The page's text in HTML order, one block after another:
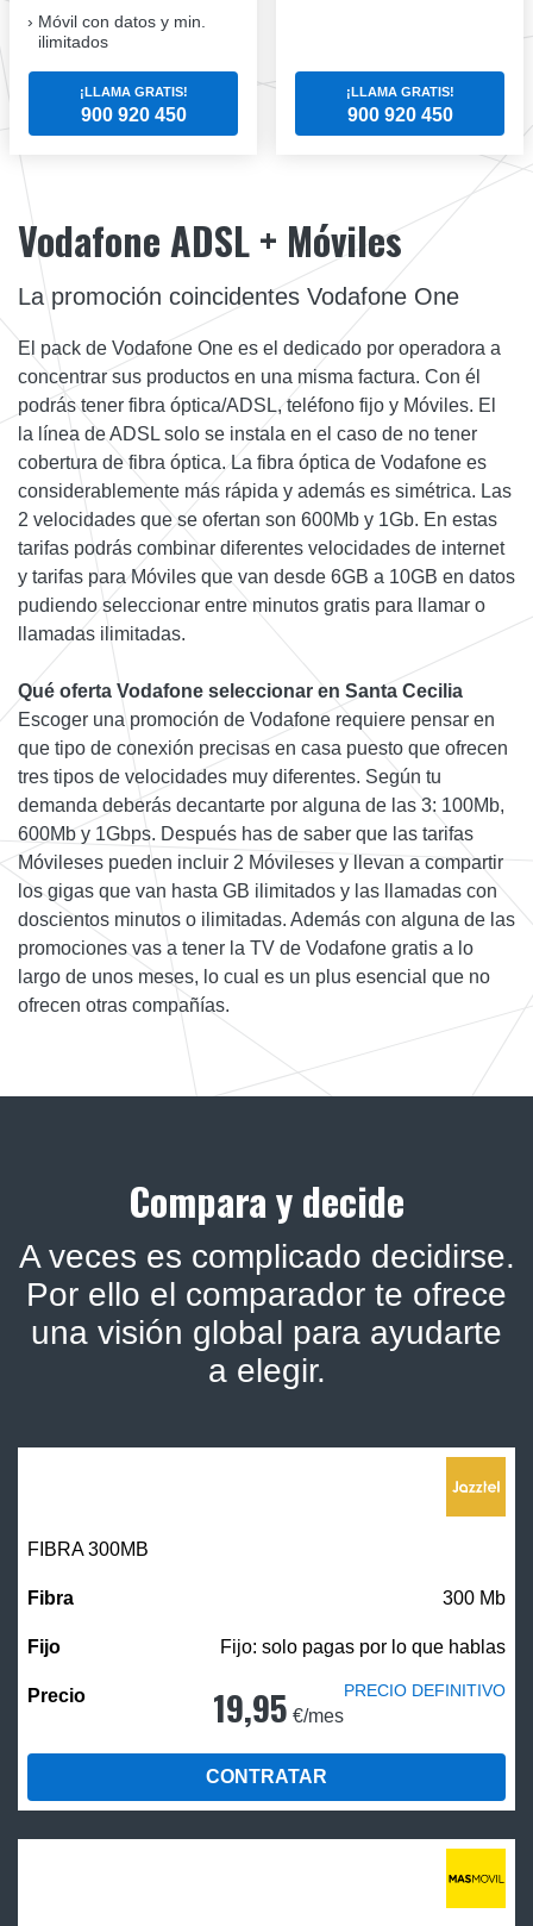
Móvil con datos y min.
ilimitados
¡LLAMA GRATIS!
900 920 450
¡LLAMA GRATIS!
900 920 450
Vodafone ADSL + Móviles
La promoción coincidentes Vodafone One
El pack de Vodafone One es el dedicado por operadora a
concentrar sus productos en una misma factura. Con él
podrás tener fibra óptica/ADSL, teléfono fijo y Móviles. El
la línea de ADSL solo se instala en el caso de no tener
cobertura de fibra óptica. La fibra óptica de Vodafone es
considerablemente más rápida y además es simétrica. Las
2 velocidades que se ofertan son 600Mb y 1Gb. En estas
tarifas podrás combinar diferentes velocidades de internet
y tarifas para Móviles que van desde 6GB a 10GB en datos
pudiendo seleccionar entre minutos gratis para llamar o
llamadas ilimitadas.
Qué oferta Vodafone seleccionar en Santa Cecilia
Escoger una promoción de Vodafone requiere pensar en
que tipo de conexión precisas en casa puesto que ofrecen
tres tipos de velocidades muy diferentes. Según tu
demanda deberás decantarte por alguna de las 3: 100Mb,
600Mb y 1Gbps. Después has de saber que las tarifas
Móvileses pueden incluir 2 Móvileses y llevan a compartir
los gigas que van hasta GB ilimitados y las llamadas con
doscientos minutos o ilimitadas. Además con alguna de las
promociones vas a tener la TV de Vodafone gratis a lo
largo de unos meses, lo cual es un plus esencial que no
ofrecen otras compañías.
Compara y decide
A veces es complicado decidirse.
Por ello el comparador te ofrece
una visión global para ayudarte
a elegir.
FIBRA 300MB
300 Mb
Fijo: solo pagas por lo que hablas
19,95 €/mes
PRECIO DEFINITIVO
CONTRATAR